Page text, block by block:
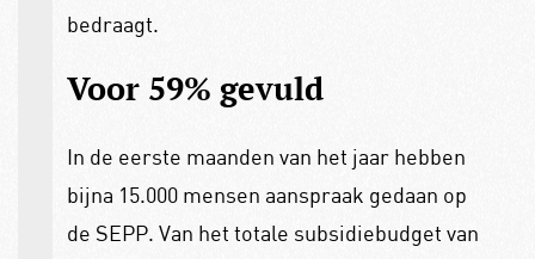
bedraagt.
Voor 59% gevuld
In de eerste maanden van het jaar hebben
bijna 15.000 mensen aanspraak gedaan op
de SEPP. Van het totale subsidiebudget van